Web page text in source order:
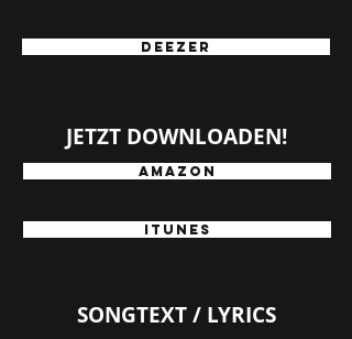
deezer
JETZT DOWNLOADEN!
AMAZON
itunes
SONGTEXT / LYRICS